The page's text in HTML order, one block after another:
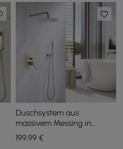
Duschsystem aus
massivem Messing in
gebürstetem Gold mit
Handbrause
199,99€